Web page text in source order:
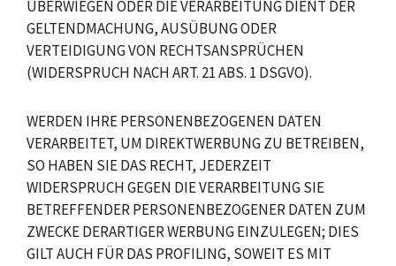
ÜBERWIEGEN ODER DIE VERARBEITUNG DIENT DER
GELTENDMACHUNG, AUSÜBUNG ODER
VERTEIDIGUNG VON RECHTSANSPRÜCHEN
(WIDERSPRUCH NACH ART. 21 ABS. 1 DSGVO).
WERDEN IHRE PERSONENBEZOGENEN DATEN
VERARBEITET, UM DIREKTWERBUNG ZU BETREIBEN,
SO HABEN SIE DAS RECHT, JEDERZEIT
WIDERSPRUCH GEGEN DIE VERARBEITUNG SIE
BETREFFENDER PERSONENBEZOGENER DATEN ZUM
ZWECKE DERARTIGER WERBUNG EINZULEGEN; DIES
GILT AUCH FÜR DAS PROFILING, SOWEIT ES MIT